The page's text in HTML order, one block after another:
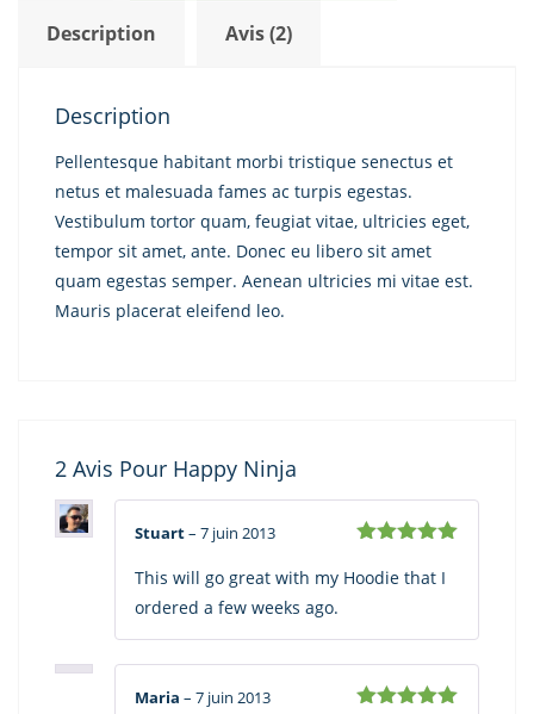
NinjaDescription Avis (2)
Description
Pellentesque habitant morbi tristique senectus et
netus et malesuada fames ac turpis egestas.
Vestibulum tortor quam, feugiat vitae, ultricies eget,
tempor sit amet, ante. Donec eu libero sit amet
quam egestas semper. Aenean ultricies mi vitae est.
Mauris placerat eleifend leo.
2 Avis Pour Happy Ninja
5
Stuart– 7 juin 2013
This will go great with my Hoodie that I
ordered a few weeks ago.
Maria – 7 juin 2013